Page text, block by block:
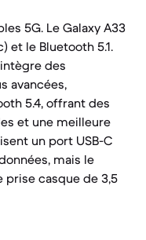
5G. Le Galaxy A33
et le Bluetooth 5.1.
des
avancées,
5.4, offrant des
et une meilleure
un port USB-C
mais le
prise casque de 3,5